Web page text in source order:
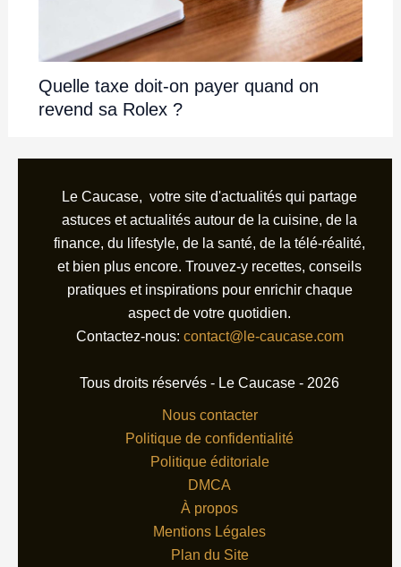
Quelle taxe doit-on payer quand on
revend sa Rolex ?
Le Caucase, votre site d'actualités qui partage
astuces et actualités autour de la cuisine, de la
finance, du lifestyle, de la santé, de la télé-réalité,
et bien plus encore. Trouvez-y recettes, conseils
pratiques et inspirations pour enrichir chaque
aspect de votre quotidien.
Contactez-nous: contact@le-caucase.com
Tous droits réservés - Le Caucase - 2026
Nous contacter
Politique de confidentialité
Politique éditoriale
DMCA
À propos
Mentions Légales
Plan du Site